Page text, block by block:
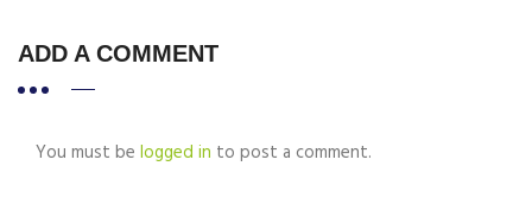
ADD A COMMENT
You must be logged in to post a comment.